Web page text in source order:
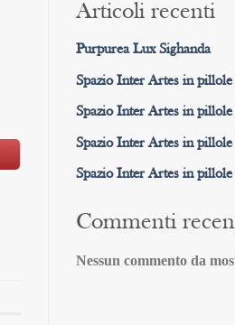
Articoli recenti
Purpurea Lux Sighanda
Spazio Inter Artes in pillole
Spazio Inter Artes in pillole
Spazio Inter Artes in pillole
Spazio Inter Artes in pillole
Commenti
Nessun commento da